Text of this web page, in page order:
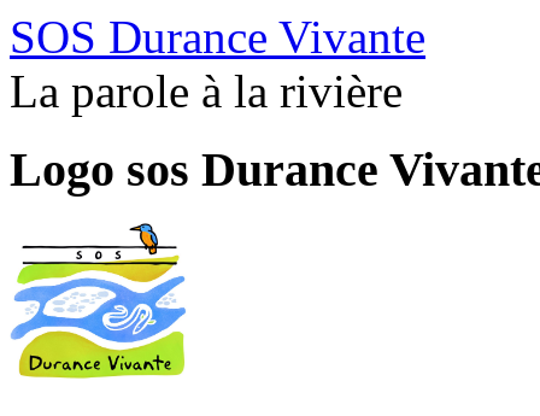
SOS Durance Vivante
La parole à la rivière
Logo sos Durance